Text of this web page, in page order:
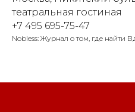
театральная гостиная
+7 495 695-75-47
Nobless: Журнал о том, где найти